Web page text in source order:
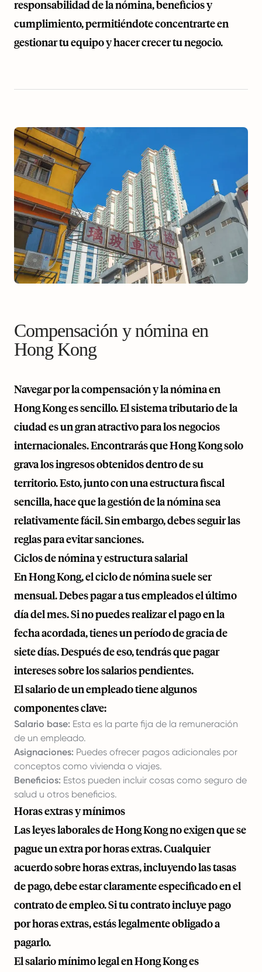
responsabilidad de la nómina, beneficios y
cumplimiento, permitiéndote concentrarte en
gestionar tu equipo y hacer crecer tu negocio.
Compensación y nómina en
Hong Kong
Navegar por la compensación y la nómina en
Hong Kong es sencillo. El sistema tributario de la
ciudad es un gran atractivo para los negocios
internacionales. Encontrarás que Hong Kong solo
grava los ingresos obtenidos dentro de su
territorio. Esto, junto con una estructura fiscal
sencilla, hace que la gestión de la nómina sea
relativamente fácil. Sin embargo, debes seguir las
reglas para evitar sanciones.
Ciclos de nómina y estructura salarial
En Hong Kong, el ciclo de nómina suele ser
mensual. Debes pagar a tus empleados el último
día del mes. Si no puedes realizar el pago en la
fecha acordada, tienes un período de gracia de
siete días. Después de eso, tendrás que pagar
intereses sobre los salarios pendientes.
El salario de un empleado tiene algunos
componentes clave:
Salario base: Esta es la parte fija de la remuneración
de un empleado.
Asignaciones: Puedes ofrecer pagos adicionales por
conceptos como vivienda o viajes.
Beneficios: Estos pueden incluir cosas como seguro de
salud u otros beneficios.
Horas extras y mínimos
Las leyes laborales de Hong Kong no exigen que se
pague un extra por horas extras. Cualquier
acuerdo sobre horas extras, incluyendo las tasas
de pago, debe estar claramente especificado en el
contrato de empleo. Si tu contrato incluye pago
por horas extras, estás legalmente obligado a
pagarlo.
El salario mínimo legal en Hong Kong es